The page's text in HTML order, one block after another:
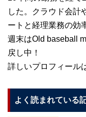
した。クラウド会計
ートと経理業務の効
週末はOld baseball
戻し中！
詳しいプロフィール
よく読まれている